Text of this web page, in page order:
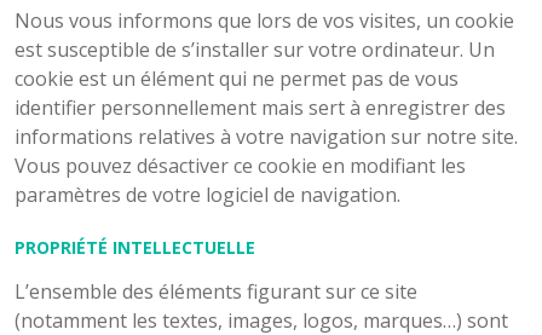
Nous vous informons que lors de vos visites, un cookie
est susceptible de s’installer sur votre ordinateur. Un
cookie est un élément qui ne permet pas de vous
identifier personnellement mais sert à enregistrer des
informations relatives à votre navigation sur notre site.
Vous pouvez désactiver ce cookie en modifiant les
paramètres de votre logiciel de navigation.
PROPRIÉTÉ INTELLECTUELLE
L’ensemble des éléments figurant sur ce site
(notamment les textes, images, logos, marques…) sont